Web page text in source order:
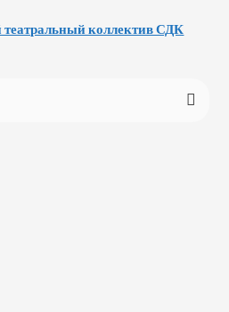
коллектив СДК